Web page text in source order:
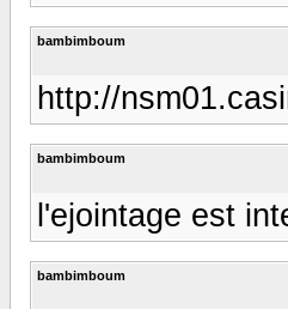
bambimboum
http://
bambimboum
l'ejointage est
bambimboum